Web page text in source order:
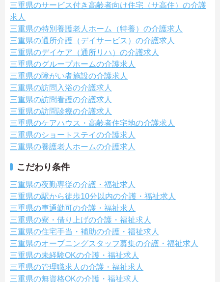
三重県のサービス付き高齢者向け住宅（サ高住）の介護
求人
三重県の特別養護老人ホーム（特養）の介護求人
三重県の通所介護（デイサービス）の介護求人
三重県のデイケア（通所リハ）の介護求人
三重県のグループホームの介護求人
三重県の障がい者施設の介護求人
三重県の訪問入浴の介護求人
三重県の訪問看護の介護求人
三重県の訪問診療の介護求人
三重県のケアハウス・高齢者住宅地の介護求人
三重県のショートステイの介護求人
三重県の養護老人ホームの介護求人
こだわり条件
三重県の夜勤専従の介護・福祉求人
三重県の駅から徒歩10分以内の介護・福祉求人
三重県の車通勤可の介護・福祉求人
三重県の寮・借り上げの介護・福祉求人
三重県の住宅手当・補助の介護・福祉求人
三重県のオープニングスタッフ募集の介護・福祉求人
三重県の未経験OKの介護・福祉求人
三重県の管理職求人の介護・福祉求人
三重県の無資格OKの介護・福祉求人